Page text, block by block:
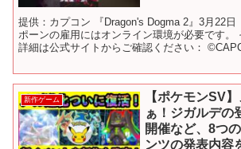
提供：カプコン 『Dragon's Dogma 2』3月22
ポーンの雇用にはオンライン環境が必要です。
詳細は公式サイトからご確認ください：
新作ゲーム
【ポケモンSV
ぁ！ジガルデの
開催など、8つ
ンツの発表内容